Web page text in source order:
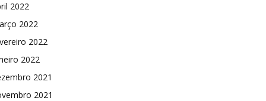
2022
2022
2022
2022
2021
2021